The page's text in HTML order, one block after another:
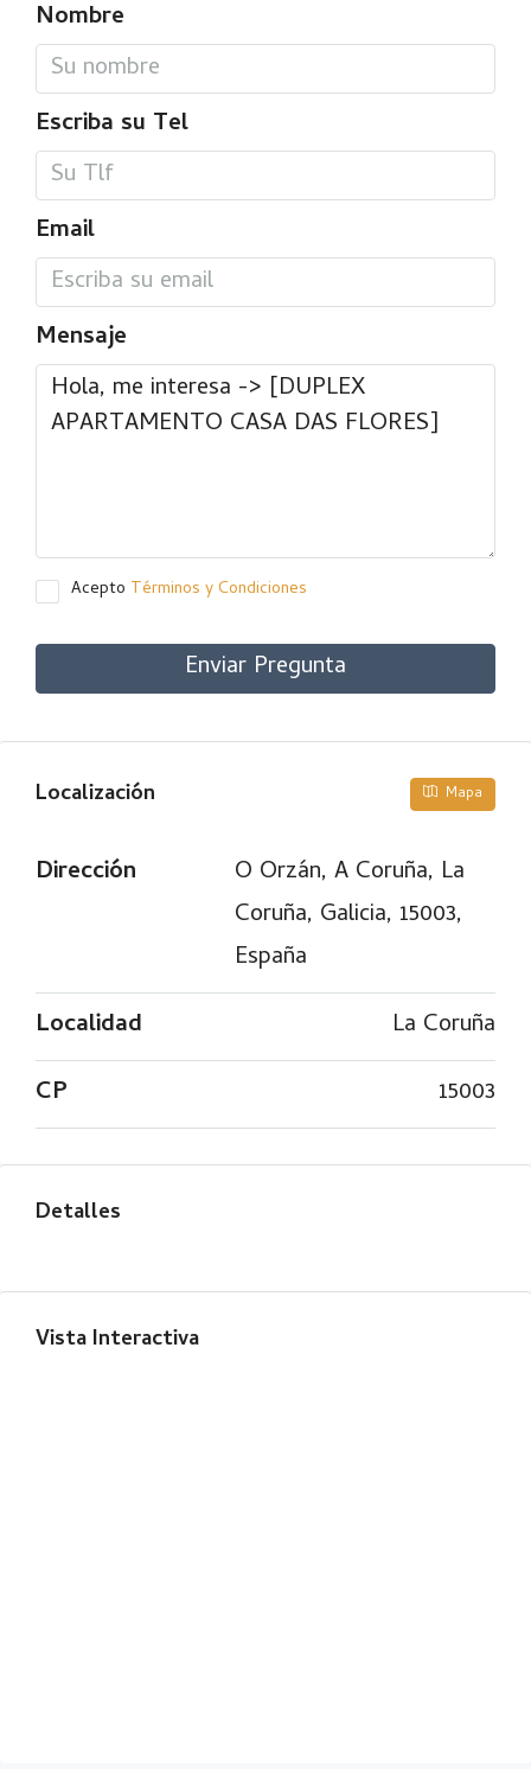
Nombre
Escriba su Tel
Email
Mensaje
Acepto Términos y Condiciones
Enviar Pregunta
Localización Mapa
Dirección
O Orzán, A Coruña, La
Coruña, Galicia, 15003,
España
Localidad
La Coruña
CP
15003
Detalles
Vista Interactiva